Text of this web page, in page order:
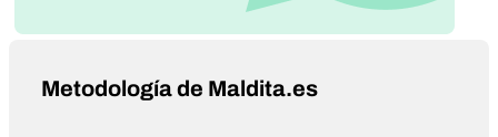
Metodología de Maldita.es